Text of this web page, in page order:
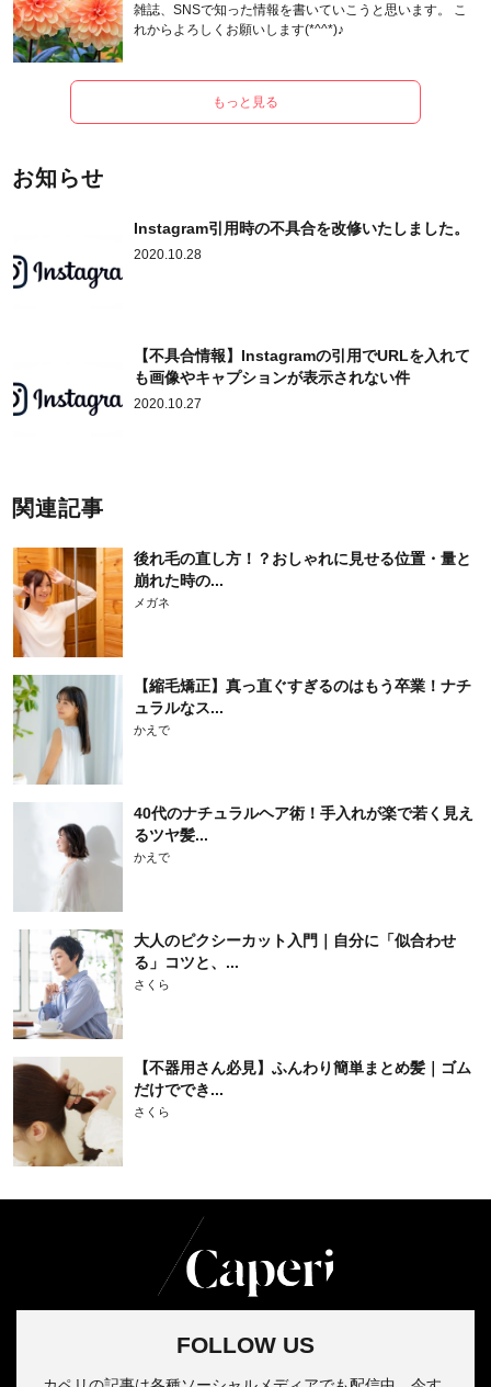
雑誌、SNSで知った情報を書いていこうと思います。 こ
れからよろしくお願いします(*^^*)♪
もっと見る
お知らせ
Instagram引用時の不具合を改修いたしました。
2020.10.28
【不具合情報】Instagramの引用でURLを入れて
も画像やキャプションが表示されない件
2020.10.27
関連記事
後れ毛の直し方！？おしゃれに見せる位置・量と
崩れた時の...
メガネ
【縮毛矯正】真っ直ぐすぎるのはもう卒業！ナチ
ュラルなス...
かえで
40代のナチュラルヘア術！手入れが楽で若く見え
るツヤ髪...
かえで
大人のピクシーカット入門｜自分に「似合わせ
る」コツと、...
さくら
【不器用さん必見】ふんわり簡単まとめ髪｜ゴム
だけででき...
さくら
FOLLOW US